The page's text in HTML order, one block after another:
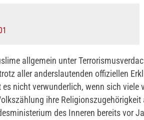
allgemein unter
aller anderslautenden offiziellen
nicht verwunderlich, wenn sich viele
ihre Religionszugehörigkeit
des Inneren bereits vor